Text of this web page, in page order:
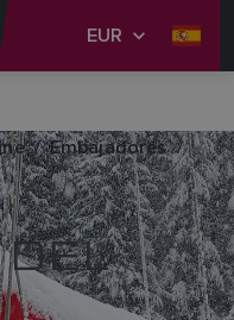
EUR
Embajadores